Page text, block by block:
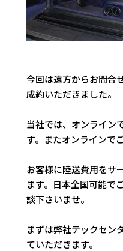
今回は遠方からお問合
成約いただきました。
当社では、オンライン
す。またオンラインで
お客様に陸送費用をサ
ます。日本全国可能で
談下さいませ。
まずは弊社テックセン
ていただきます。